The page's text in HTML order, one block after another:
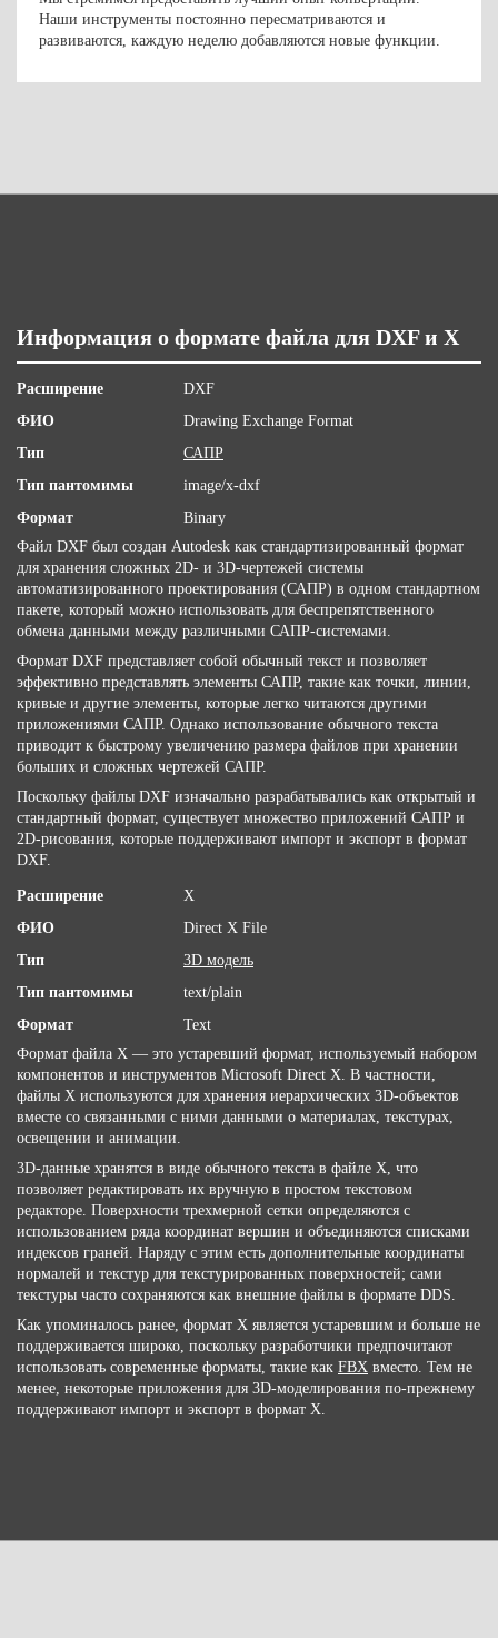
Наши инструменты постоянно пересматриваются и
развиваются, каждую неделю добавляются новые функции.
Информация о формате файла для DXF и X
Расширение
DXF
ФИО
Drawing Exchange Format
Тип
САПР
Тип пантомимы
image/x-dxf
Формат
Binary
Файл DXF был создан Autodesk как стандартизированный формат
для хранения сложных 2D- и 3D-чертежей системы
автоматизированного проектирования (САПР) в одном стандартном
пакете, который можно использовать для беспрепятственного
обмена данными между различными САПР-системами.
Формат DXF представляет собой обычный текст и позволяет
эффективно представлять элементы САПР, такие как точки, линии,
кривые и другие элементы, которые легко читаются другими
приложениями САПР. Однако использование обычного текста
приводит к быстрому увеличению размера файлов при хранении
больших и сложных чертежей САПР.
Поскольку файлы DXF изначально разрабатывались как открытый и
стандартный формат, существует множество приложений САПР и
2D-рисования, которые поддерживают импорт и экспорт в формат
DXF.
Расширение
X
ФИО
Direct X File
Тип
3D модель
Тип пантомимы
text/plain
Формат
Text
Формат файла X — это устаревший формат, используемый набором
компонентов и инструментов Microsoft Direct X. В частности,
файлы X используются для хранения иерархических 3D-объектов
вместе со связанными с ними данными о материалах, текстурах,
освещении и анимации.
3D-данные хранятся в виде обычного текста в файле X, что
позволяет редактировать их вручную в простом текстовом
редакторе. Поверхности трехмерной сетки определяются с
использованием ряда координат вершин и объединяются списками
индексов граней. Наряду с этим есть дополнительные координаты
нормалей и текстур для текстурированных поверхностей; сами
текстуры часто сохраняются как внешние файлы в формате DDS.
Как упоминалось ранее, формат X является устаревшим и больше не
поддерживается широко, поскольку разработчики предпочитают
использовать современные форматы, такие как FBX вместо. Тем не
менее, некоторые приложения для 3D-моделирования по-прежнему
поддерживают импорт и экспорт в формат X.